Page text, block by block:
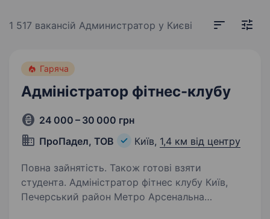
1 517 вакансій Администратор у Києві
Гаряча
Адміністратор фітнес-клубу
24 000 – 30 000 грн
ПроПадел, ТОВ
Київ, 1,4 км від центру
Повна зайнятість. Також готові взяти
студента. Адміністратор фітнес клубу Київ,
Печерський район Метро Арсенальна